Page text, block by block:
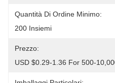
Quantità Di Ordine Minimo:
200 Insiemi
Prezzo:
USD $0.29-1.36 For 500-